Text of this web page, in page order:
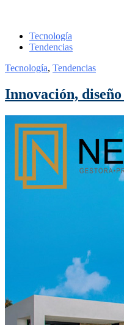
Tecnología
Tendencias
Tecnología, Tendencias
Innovación,